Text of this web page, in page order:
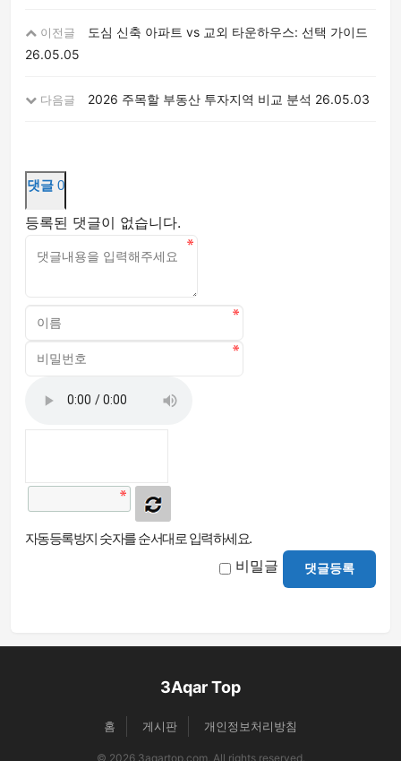
이전글
도심 신축 아파트 vs 교외 타운하우스: 선택 가이드
26.05.05
다음글 2026 주목할 부동산 투자지역 비교 분석 26.05.03
댓글 0
등록된 댓글이 없습니다.
자동등록방지 숫자를 순서대로 입력하세요.
비밀글 댓글등록
3Aqar Top
홈 게시판 개인정보처리방침
© 2026 3aqartop.com. All rights reserved.